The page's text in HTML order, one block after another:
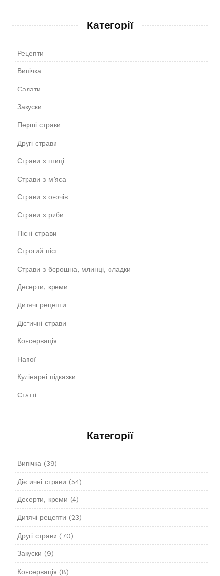
Категорії
Рецепти
Випічка
Салати
Закуски
Перші страви
Другі страви
Страви з птиці
Страви з м’яса
Страви з овочів
Страви з риби
Пісні страви
Строгий піст
Страви з борошна, млинці, оладки
Десерти, креми
Дитячі рецепти
Дієтичні страви
Консервація
Напої
Кулінарні підказки
Статті
Категорії
Випічка(39)
Дієтичні страви (54)
Десерти, креми (4)
Дитячі рецепти (23)
Другі страви (70)
Закуски (9)
Консервація (8)